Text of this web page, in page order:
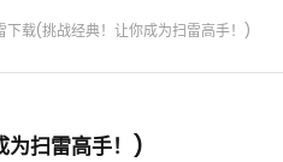
下载(挑战经典！让你成为扫雷高手！)
为扫雷高手！)